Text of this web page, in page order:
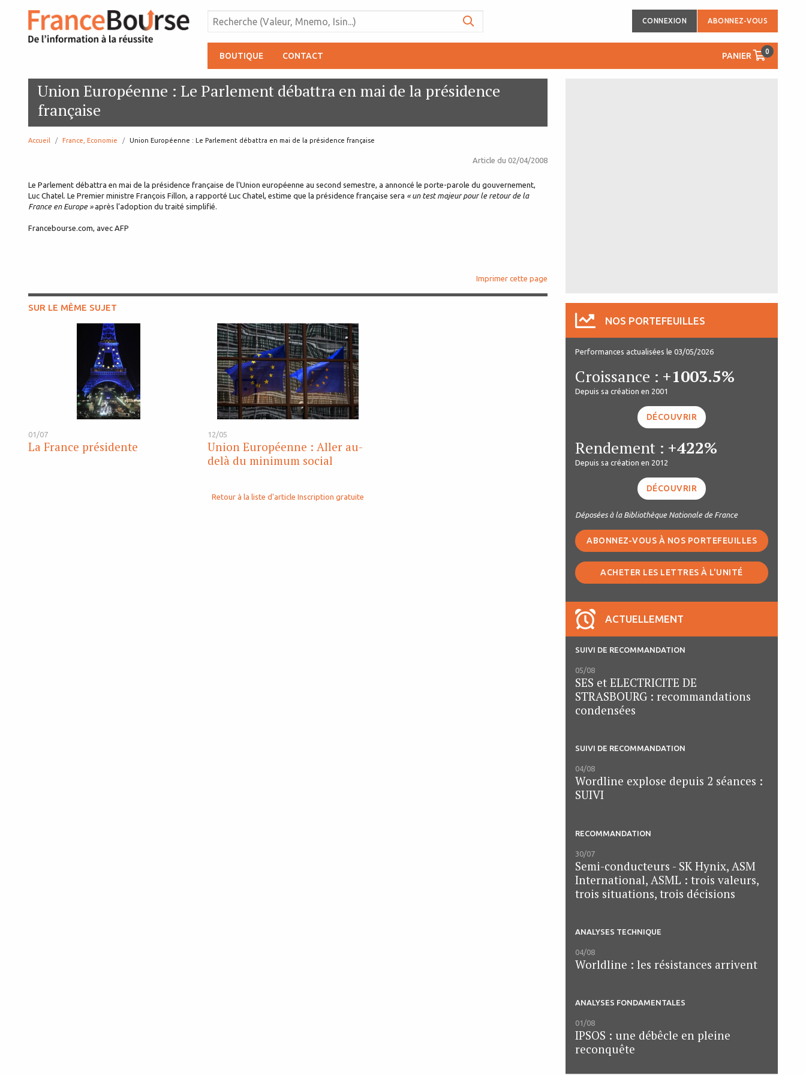
CONNEXION ABONNEZ-VOUS
BOUTIQUE CONTACT PANIER 0
Union Européenne : Le Parlement débattra en mai de la présidence
française
Accueil France, Economie page:
Union Européenne : Le Parlement débattra en mai de la présidence française
Article du 02/04/2008
Le Parlement débattra en mai de la présidence française de l’Union européenne au second semestre, a annoncé le porte-parole du gouvernement,
Luc Chatel. Le Premier ministre François Fillon, a rapporté Luc Chatel, estime que la présidence française sera « un test majeur pour le retour de la
France en Europe »après l’adoption du traité simplifié.
Francebourse.com, avec AFP
Imprimer cette page
SUR LE MÊME SUJET
01/07
La France présidente
12/05
Union Européenne : Aller au-
delà du minimum social
Retour à la liste d'article Inscription gratuite
NOS PORTEFEUILLES
Performances actualisées le 03/05/2026
Croissance : +1003.5%
Depuis sa création en 2001
DÉCOUVRIR
Rendement : +422%
Depuis sa création en 2012
DÉCOUVRIR
Déposées à la Bibliothèque Nationale de France
ABONNEZ-VOUS À NOS PORTEFEUILLES
ACHETER LES LETTRES À L'UNITÉ
ACTUELLEMENT
SUIVI DE RECOMMANDATION
05/08
SES et ELECTRICITE DE
STRASBOURG : recommandations
condensées
SUIVI DE RECOMMANDATION
04/08
Wordline explose depuis 2 séances :
SUIVI
RECOMMANDATION
30/07
Semi-conducteurs - SK Hynix, ASM
International, ASML : trois valeurs,
trois situations, trois décisions
ANALYSES TECHNIQUE
04/08
Worldline : les résistances arrivent
ANALYSES FONDAMENTALES
01/08
IPSOS : une débêcle en pleine
reconquête